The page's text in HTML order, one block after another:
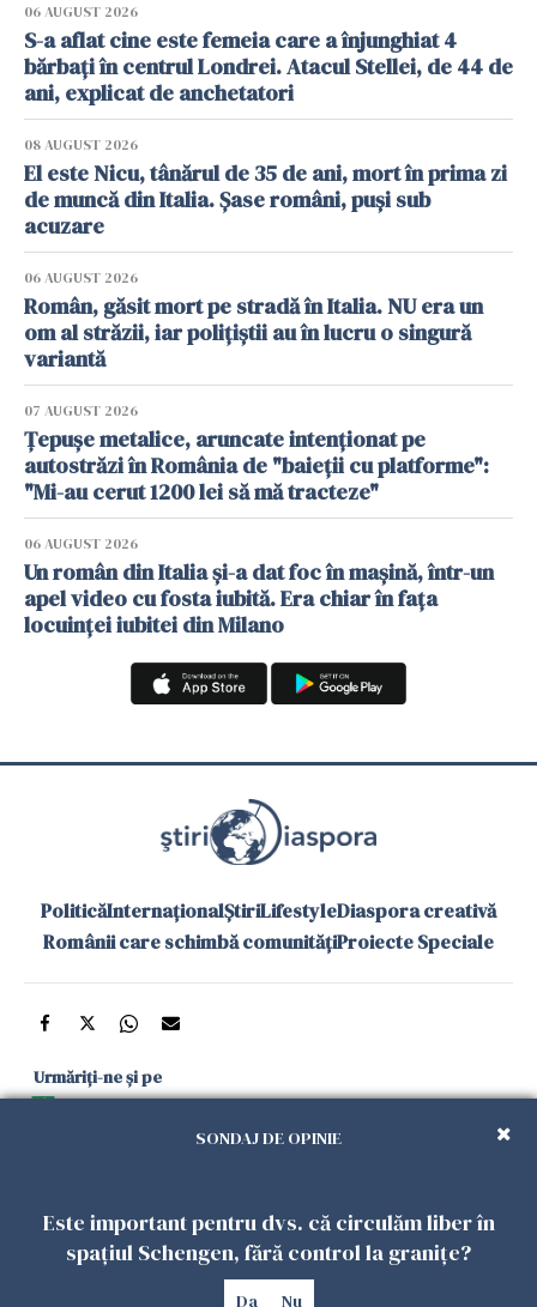
06 AUGUST 2026
S-a aflat cine este femeia care a înjunghiat 4
bărbați în centrul Londrei. Atacul Stellei, de 44 de
ani, explicat de anchetatori
08 AUGUST 2026
El este Nicu, tânărul de 35 de ani, mort în prima zi
de muncă din Italia. Șase români, puși sub
acuzare
06 AUGUST 2026
Român, găsit mort pe stradă în Italia. NU era un
om al străzii, iar polițiștii au în lucru o singură
variantă
07 AUGUST 2026
Țepușe metalice, aruncate intenționat pe
autostrăzi în România de "baieții cu platforme":
"Mi-au cerut 1200 lei să mă tracteze"
06 AUGUST 2026
Un român din Italia și-a dat foc în mașină, într-un
apel video cu fosta iubită. Era chiar în fața
locuinței iubitei din Milano
PoliticăInternaționalȘtiriLifestyleDiaspora creativă
Românii care schimbă comunitățiProiecte Speciale
Urmăriți-ne și pe
și în aplicațiile mobile
Politica de
confidențialitate
Politica
Cookies
Gestionați
Contact
Declarație de
accesibilitate
SONDAJ DE OPINIE
Este important pentru dvs. că circulăm liber în
spațiul Schengen, fără control la granițe?
Da Nu